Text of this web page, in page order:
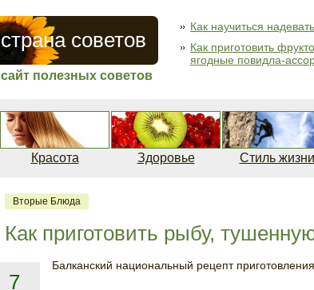
страна советов
сайт полезных советов
Как научиться
Как приготовить
ягодные повидла-
Красота Здоровье Стиль жизни
Вторые Блюда
Как приготовить рыбу,
7
Балканский национальный рецепт